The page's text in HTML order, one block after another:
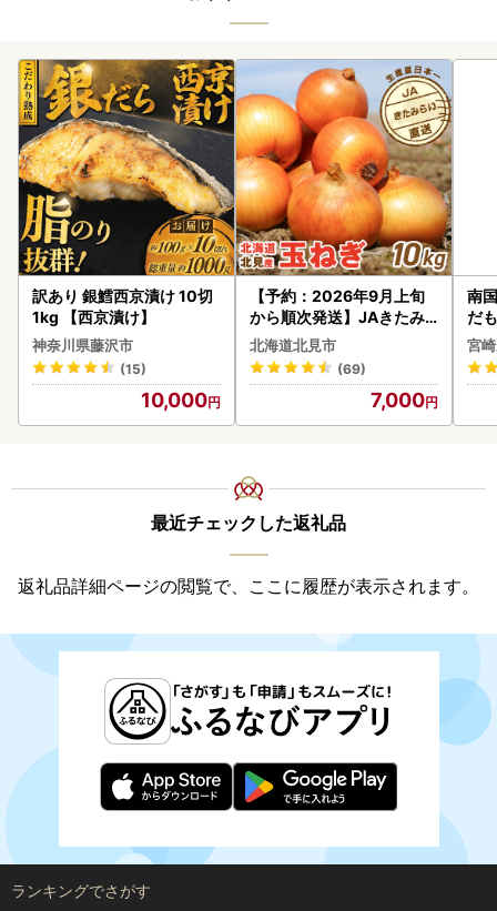
訳あり 銀鱈西京漬け 10切
1kg 【西京漬け】
神奈川県藤沢市
(15)
10,000
【予約：2026年9月上旬
から順次発送】JAきたみ
らい産 玉ねぎ Lサイズ 10k
g ( タマネギ たまねぎ 野菜
)【210-0003-2026】
北海道北見市
(69)
7,000
南
だ
ス
宮
最近チェックした返礼品
返礼品詳細ページの閲覧で、ここに履歴が表示されます。
ランキングでさがす